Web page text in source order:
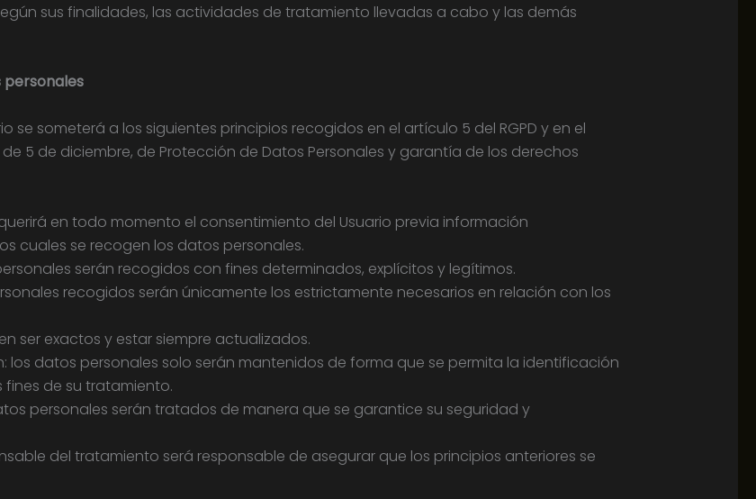
sus finalidades, las actividades de tratamiento llevadas a cabo y las demás
se someterá a los siguientes principios recogidos en el artículo 5 del RGPD y en el
5 de diciembre, de Protección de Datos Personales y garantía de los derechos
en todo momento el consentimiento del Usuario previa información
cuales se recogen los datos personales.
serán recogidos con fines determinados, explícitos y legítimos.
recogidos serán únicamente los estrictamente necesarios en relación con los
ser exactos y estar siempre actualizados.
los datos personales solo serán mantenidos de forma que se permita la identificación
de su tratamiento.
personales serán tratados de manera que se garantice su seguridad y
del tratamiento será responsable de asegurar que los principios anteriores se